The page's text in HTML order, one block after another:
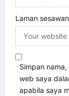
Laman
Simpan
web saya
apabila saya